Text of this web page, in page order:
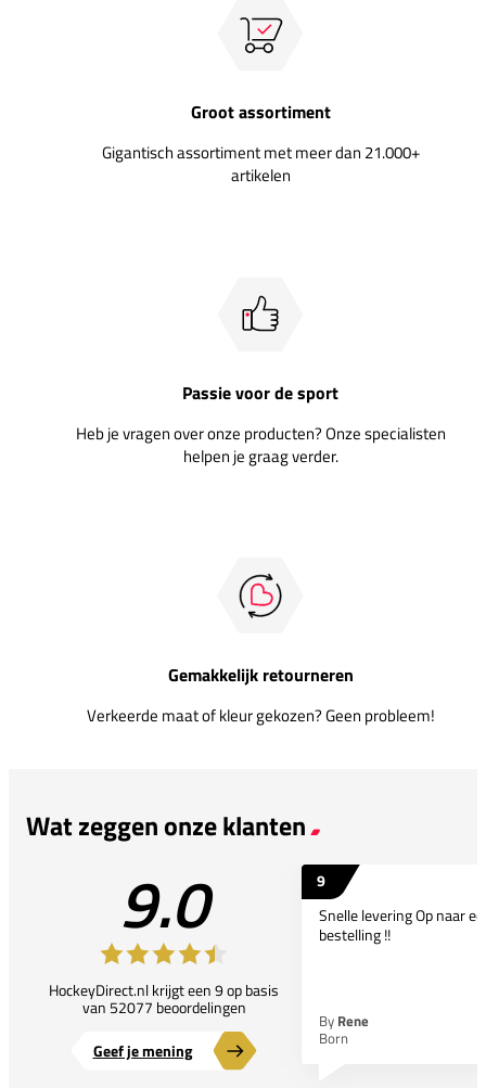
Groot assortiment
Gigantisch assortiment met meer dan 21.000+
artikelen
Passie voor de sport
Heb je vragen over onze producten? Onze specialisten
helpen je graag verder.
Gemakkelijk retourneren
Verkeerde maat of kleur gekozen? Geen probleem!
Wat zeggen onze klanten
9.0
HockeyDirect.nl krijgt een 9 op basis
van 52077 beoordelingen
Geef je mening
9
Snelle levering Op naar
bestelling !!
By Rene
Born